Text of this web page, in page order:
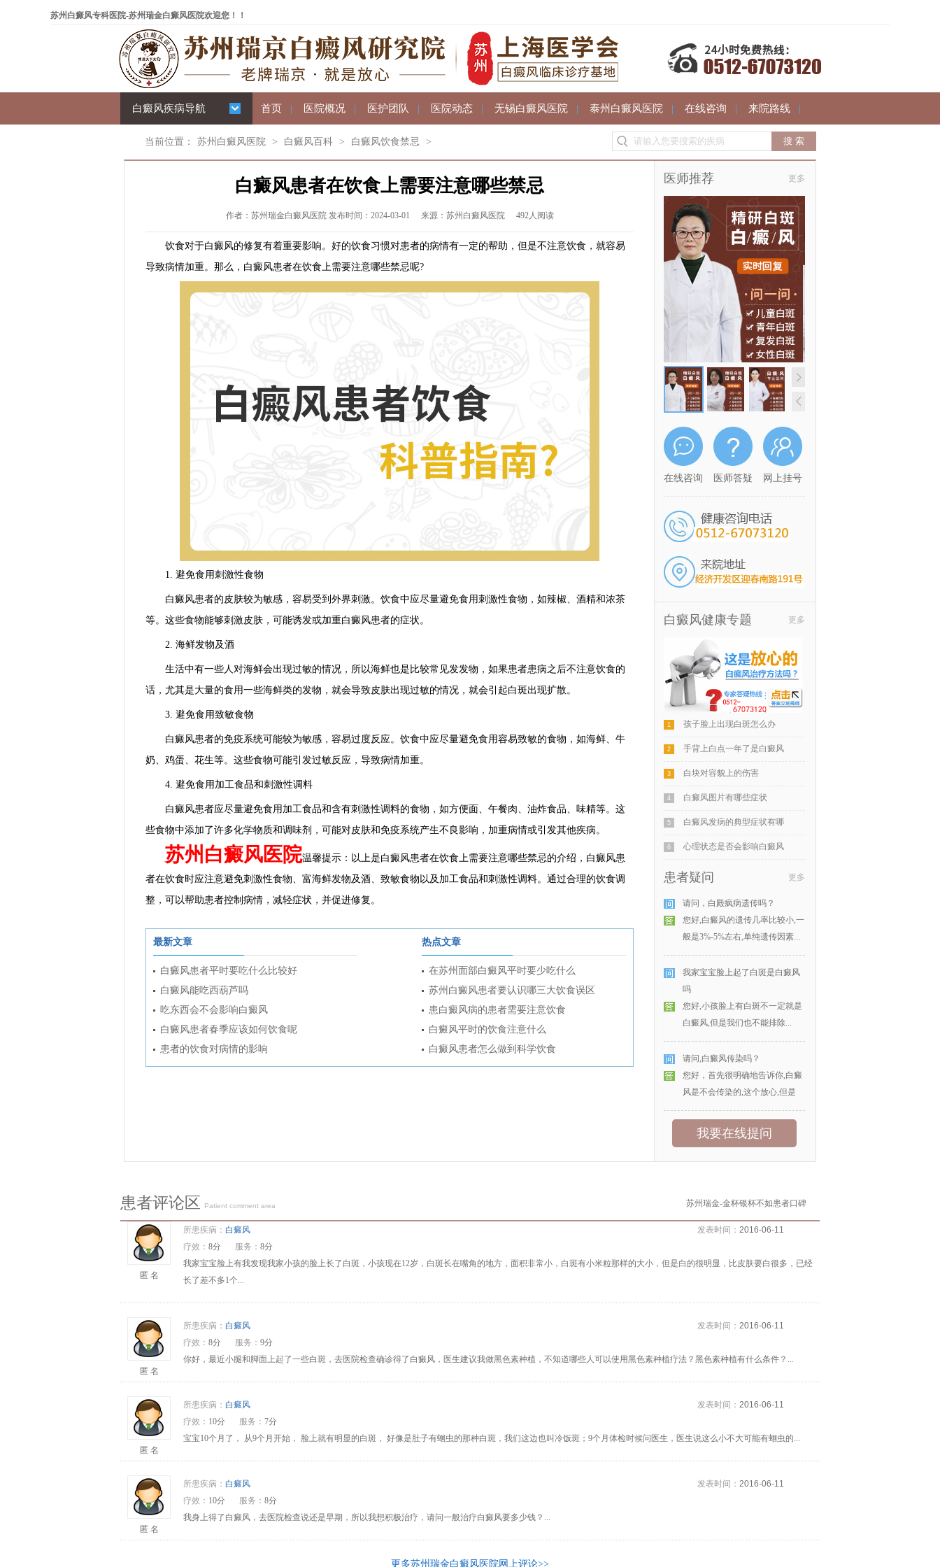
苏州白癜风专科医院-苏州瑞金白癜风医院欢迎您！！
白癜风疾病导航 首页 | 医院概况 | 医护团队 | 医院动态 | 无锡白癜风医院 | 泰州白癜风医院 | 在线咨询 | 来院路线 |
当前位置： 苏州白癜风医院 > 白癜风百科 > 白癜风饮食禁忌 >
白癜风患者在饮食上需要注意哪些禁忌
作者：苏州瑞金白癜风医院 发布时间：2024-03-01 来源：苏州白癜风医院 492人阅读
饮食对于白癜风的修复有着重要影响。好的饮食习惯对患者的病情有一定的帮助，但是不注意饮食，就容易
导致病情加重。那么，白癜风患者在饮食上需要注意哪些禁忌呢?
1. 避免食用刺激性食物
白癜风患者的皮肤较为敏感，容易受到外界刺激。饮食中应尽量避免食用刺激性食物，如辣椒、酒精和浓茶
等。这些食物能够刺激皮肤，可能诱发或加重白癜风患者的症状。
2. 海鲜发物及酒
生活中有一些人对海鲜会出现过敏的情况，所以海鲜也是比较常见发发物，如果患者患病之后不注意饮食的
话，尤其是大量的食用一些海鲜类的发物，就会导致皮肤出现过敏的情况，就会引起白斑出现扩散。
3. 避免食用致敏食物
白癜风患者的免疫系统可能较为敏感，容易过度反应。饮食中应尽量避免食用容易致敏的食物，如海鲜、牛
奶、鸡蛋、花生等。这些食物可能引发过敏反应，导致病情加重。
4. 避免食用加工食品和刺激性调料
白癜风患者应尽量避免食用加工食品和含有刺激性调料的食物，如方便面、午餐肉、油炸食品、味精等。这
些食物中添加了许多化学物质和调味剂，可能对皮肤和免疫系统产生不良影响，加重病情或引发其他疾病。
苏州白癜风医院温馨提示：以上是白癜风患者在饮食上需要注意哪些禁忌的介绍，白癜风患
者在饮食时应注意避免刺激性食物、富海鲜发物及酒、致敏食物以及加工食品和刺激性调料。通过合理的饮食调
整，可以帮助患者控制病情，减轻症状，并促进修复。
最新文章
白癜风患者平时要吃什么比较好
白癜风能吃西葫芦吗
吃东西会不会影响白癜风
白癜风患者春季应该如何饮食呢
患者的饮食对病情的影响
热点文章
在苏州面部白癜风平时要少吃什么
苏州白癜风患者要认识哪三大饮食误区
患白癜风病的患者需要注意饮食
白癜风平时的饮食注意什么
白癜风患者怎么做到科学饮食
医师推荐 更多
在线咨询 医师答疑 网上挂号
白癜风健康专题 更多
1 孩子脸上出现白斑怎么办
2 手背上白点一年了是白癜风
3 白块对容貌上的伤害
4 白癜风图片有哪些症状
5 白癜风发病的典型症状有哪
6 心理状态是否会影响白癜风
患者疑问 更多
请问，白殿疯病遗传吗？
您好,白癜风的遗传几率比较小,一
般是3%-5%左右,单纯遗传因素...
我家宝宝脸上起了白斑是白癜风
吗
您好,小孩脸上有白斑不一定就是
白癜风,但是我们也不能排除...
请问,白癜风传染吗？
您好，首先很明确地告诉你,白癜
风是不会传染的,这个放心,但是
我要在线提问
患者评论区 Patient comment area 苏州瑞金-金杯银杯不如患者口碑
匿 名
所患疾病： 白癜风 发表时间： 2016-06-11
疗效： 8分 服务： 8分
我家宝宝脸上有我发现我家小孩的脸上长了白斑，小孩现在12岁，白斑长在嘴角的地方，面积非常小，白斑有小米粒那样的大小，但是白的很明显，比皮肤要白很多，已经
长了差不多1个...
匿 名
所患疾病： 白癜风 发表时间： 2016-06-11
疗效： 8分 服务： 9分
你好，最近小腿和脚面上起了一些白斑，去医院检查确诊得了白癜风，医生建议我做黑色素种植，不知道哪些人可以使用黑色素种植疗法？黑色素种植有什么条件？...
匿 名
所患疾病： 白癜风 发表时间： 2016-06-11
疗效： 10分 服务： 7分
宝宝10个月了， 从9个月开始， 脸上就有明显的白斑， 好像是肚子有蛔虫的那种白斑，我们这边也叫冷饭斑；9个月体检时候问医生，医生说这么小不大可能有蛔虫的...
匿 名
所患疾病： 白癜风 发表时间： 2016-06-11
疗效： 10分 服务： 8分
我身上得了白癜风，去医院检查说还是早期，所以我想积极治疗，请问一般治疗白癜风要多少钱？...
更多苏州瑞金白癜风医院网上评论>>